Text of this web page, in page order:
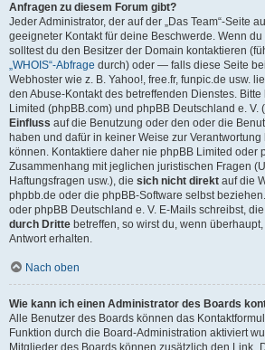
Anfragen zu diesem Forum gibt?
Jeder Administrator, der auf der „Das Team“-Seite
geeigneter Kontakt für deine Beschwerde. Wenn
solltest du den Besitzer der Domain kontaktieren
„WHOIS“-Abfrage durch) oder — falls diese Seite
Webhoster wie z. B. Yahoo!, free.fr, funpic.de usw.
den Abuse-Kontakt des betreffenden Dienstes.
Limited (phpBB.com) und phpBB Deutschland e. V.
Einfluss auf die Benutzung oder den oder die
haben und dafür in keiner Weise zur
können. Kontaktiere daher nie phpBB Limited oder
Zusammenhang mit jeglichen juristischen Fragen
Haftungsfragen usw.), die sich nicht direkt auf die
phpbb.de oder die phpBB-Software selbst
oder phpBB Deutschland e. V. E-Mails schreibst,
durch Dritte betreffen, so wirst du, wenn
Antwort erhalten.
Nach oben
Wie kann ich einen Administrator des Boards
Alle Benutzer des Boards können das
Funktion durch die Board-Administration aktiviert
Mitglieder des Boards können zusätzlich den Link